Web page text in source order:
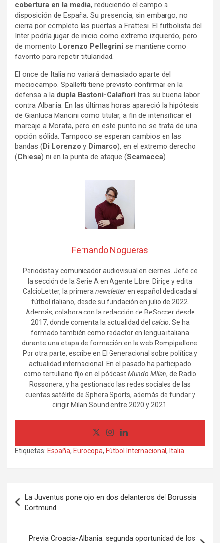
cobertura en la media, reduciendo el campo a
disposición de España. Su presencia, sin embargo, no
cierra por completo las puertas a Frattesi. El futbolista del
Inter podría jugar de inicio como extremo izquierdo, pero
de momento Lorenzo Pellegrini se mantiene como
favorito para repetir titularidad.
El once de Italia no variará demasiado aparte del
mediocampo. Spalletti tiene previsto confirmar en la
defensa a la dupla Bastoni-Calafiori tras su buena labor
contra Albania. En las últimas horas apareció la hipótesis
de Gianluca Mancini como titular, a fin de intensificar el
marcaje a Morata, pero en este punto no se trata de una
opción sólida. Tampoco se esperan cambios en las
bandas (Di Lorenzo y Dimarco), en el extremo derecho
(Chiesa) ni en la punta de ataque (Scamacca).
Fernando Nogueras
Periodista y comunicador audiovisual en ciernes. Jefe de
la sección de la Serie A en Agente Libre. Dirige y edita
CalcioLetter, la primera newsletteren español dedicada al
fútbol italiano, desde su fundación en julio de 2022.
Además, colabora con la redacción de BeSoccer desde
2017, donde comenta la actualidad del calcio . Se ha
formado también como redactor en lengua italiana
durante una etapa de formación en la web Rompipallone.
Por otra parte, escribe en El Generacional sobre política y
actualidad internacional. En el pasado ha participado
como tertuliano fijo en el pódcastMundo Milan, de Radio
Rossonera, y ha gestionado las redes sociales de las
cuentas satélite de Sphera Sports, además de fundar y
dirigir Milan Sound entre 2020 y 2021.
Etiquetas: España, Eurocopa, Fútbol Internacional , Italia
de
entradas
La Juventus pone ojo en dos delanteros del Borussia
Dortmund
Previa Croacia-Albania: segunda oportunidad de los